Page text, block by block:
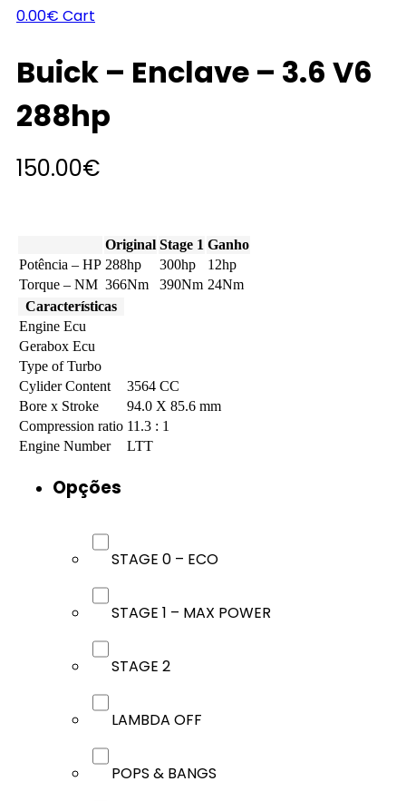
0.00€ Cart
Buick – Enclave – 3.6 V6
288hp
150.00€
Original Stage 1 Ganho
Potência – HP 288hp 300hp
12hp
Torque – NM 366Nm 390Nm 24Nm
Características
Engine Ecu
Gerabox Ecu
Type of Turbo
Cylider Content
3564 CC
Bore x Stroke
94.0 X 85.6 mm
Compression ratio 11.3 : 1
Engine Number
LTT
Opções
STAGE 0 – ECO
STAGE 1 – MAX POWER
STAGE 2
LAMBDA OFF
POPS & BANGS